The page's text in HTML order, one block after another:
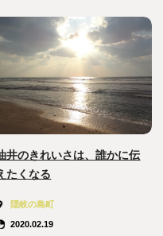
2020.02.19
隠岐の島町
井のきれいさは、誰かに伝
たくなる